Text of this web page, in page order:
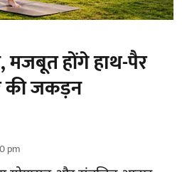
होंगे हाथ-पैर
की जकड़न
pm